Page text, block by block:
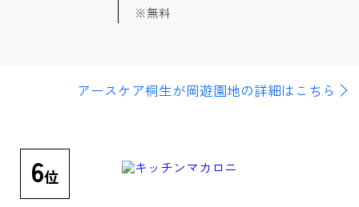
※無料
アースケア桐生が岡遊園地の詳細はこちら
6位